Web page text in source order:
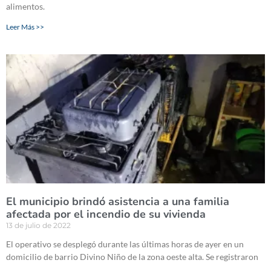
alimentos.
Leer Más >>
El municipio brindó asistencia a una familia
afectada por el incendio de su vivienda
13 de julio de 2022
El operativo se desplegó durante las últimas horas de ayer en un
domicilio de barrio Divino Niño de la zona oeste alta. Se registraron